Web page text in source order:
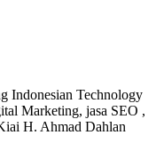
Indonesian Technology
Marketing, jasa SEO ,
H. Ahmad Dahlan